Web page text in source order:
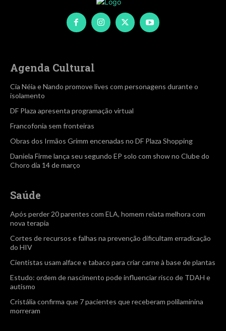
Agenda Cultural
Cia Néia e Nando promove lives com personagens durante o
isolamento
DF Plaza apresenta programação virtual
Francofonia sem fronteiras
Obras dos Irmãos Grimm encenadas no DF Plaza Shopping
Daniela Firme lança seu segundo EP solo com show no Clube do
Choro dia 14 de março
Saúde
Após perder 20 parentes com ELA, homem relata melhora com
nova terapia
Cortes de recursos e falhas na prevenção dificultam erradicação
do HIV
Cientistas usam alface e tabaco para criar carne à base de plantas
Estudo: ordem de nascimento pode influenciar risco de TDAH e
autismo
Cristália confirma que 7 pacientes que receberam polilaminina
morreram